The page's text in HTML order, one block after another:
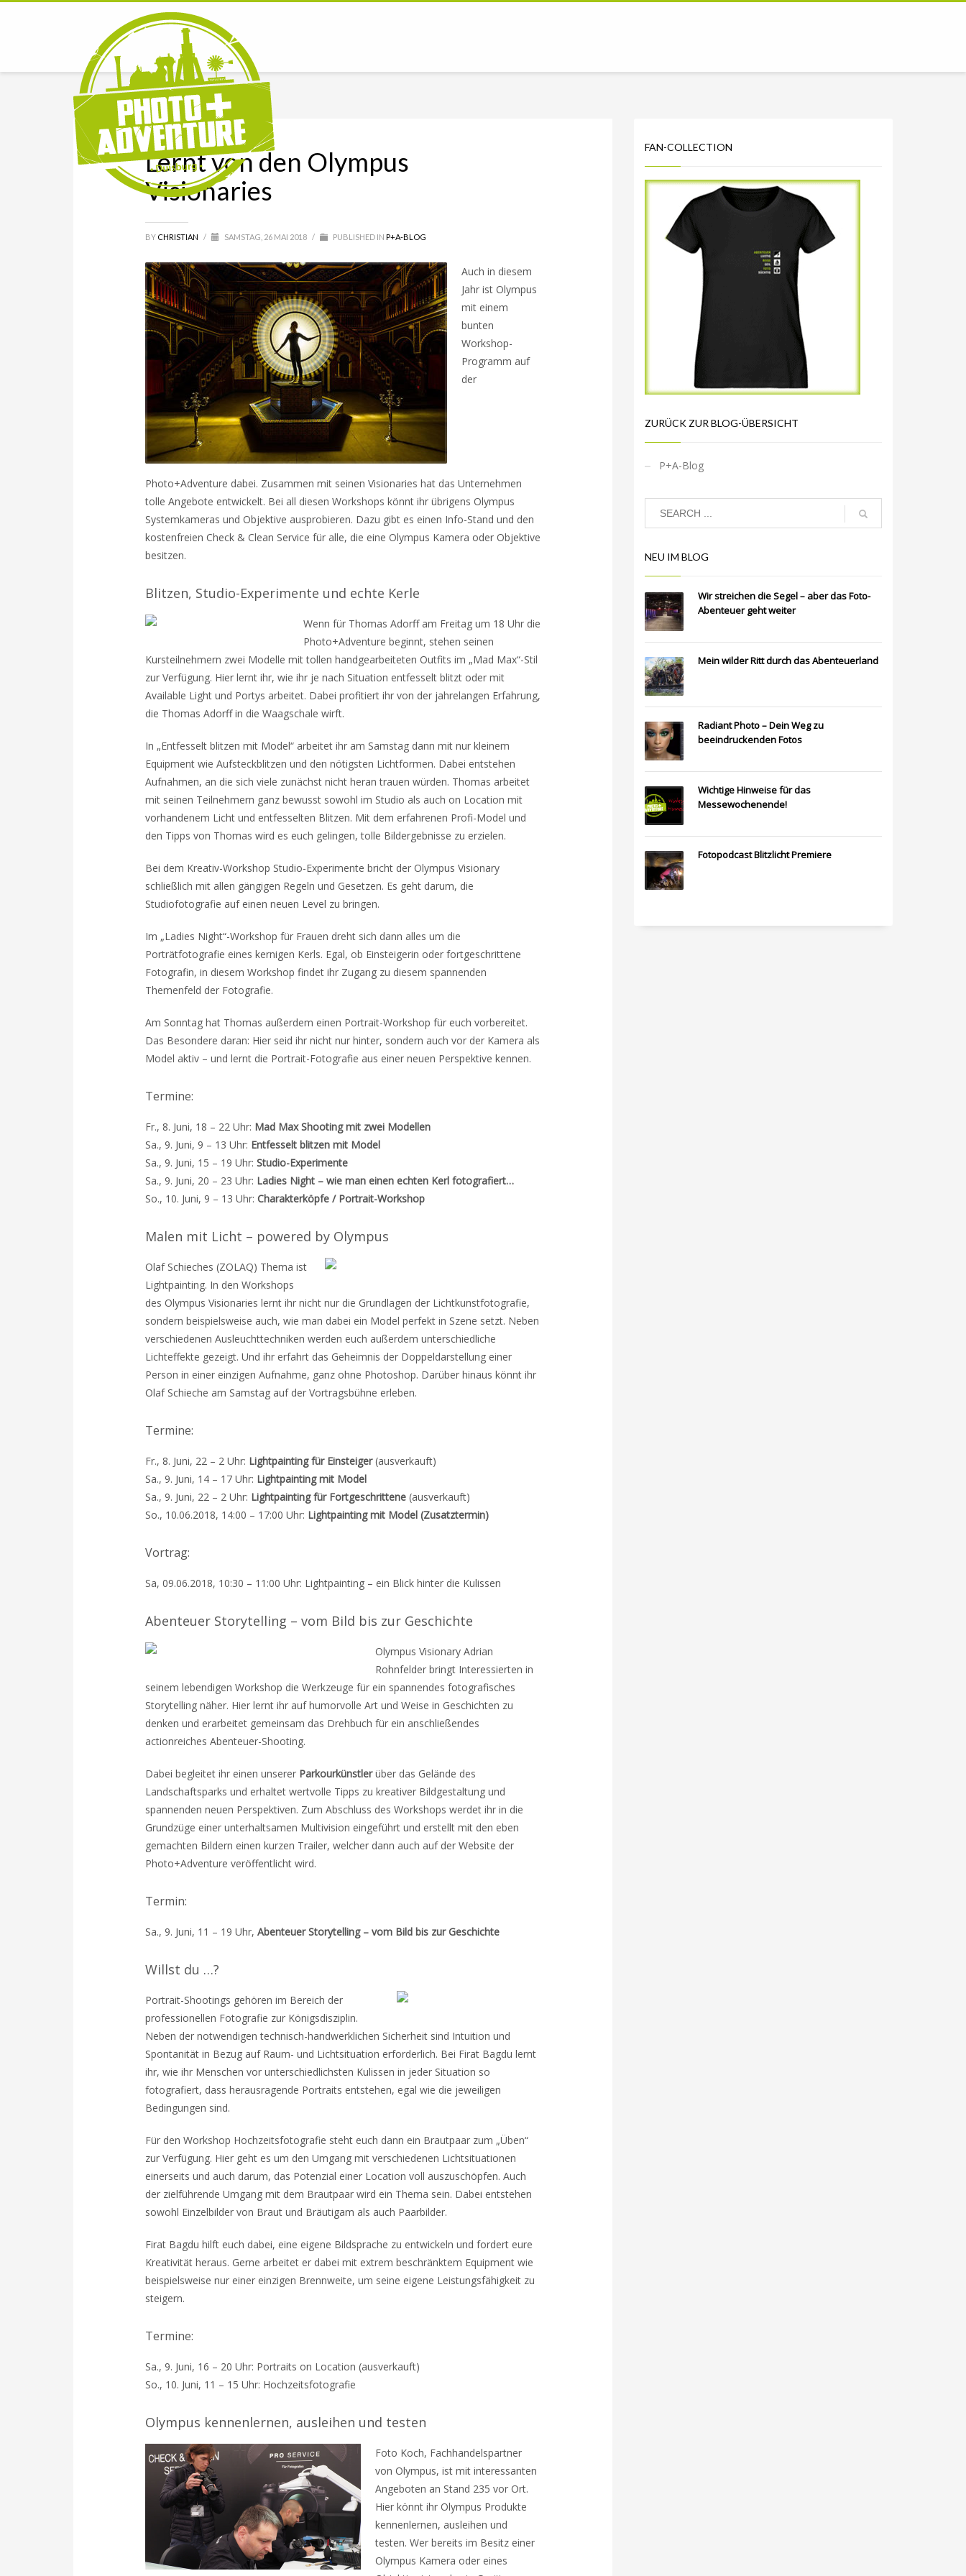
Lernt von den Olympus
Visionaries
BY CHRISTIAN / SAMSTAG, 26 MAI 2018 / PUBLISHED IN P+A-BLOG
Auch in diesem
Jahr ist Olympus
mit einem
bunten
Workshop-
Programm auf
der
Photo+Adventure dabei. Zusammen mit seinen Visionaries hat das Unternehmen
tolle Angebote entwickelt. Bei all diesen Workshops könnt ihr übrigens Olympus
Systemkameras und Objektive ausprobieren. Dazu gibt es einen Info-Stand und den
kostenfreien Check & Clean Service für alle, die eine Olympus Kamera oder Objektive
besitzen.
Blitzen, Studio-Experimente und echte Kerle
Wenn für Thomas Adorff am Freitag um 18 Uhr die
Photo+Adventure beginnt, stehen seinen
Kursteilnehmern zwei Modelle mit tollen handgearbeiteten Outfits im „Mad Max“-Stil
zur Verfügung. Hier lernt ihr, wie ihr je nach Situation entfesselt blitzt oder mit
Available Light und Portys arbeitet. Dabei profitiert ihr von der jahrelangen Erfahrung,
die Thomas Adorff in die Waagschale wirft.
In „Entfesselt blitzen mit Model“ arbeitet ihr am Samstag dann mit nur kleinem
Equipment wie Aufsteckblitzen und den nötigsten Lichtformen. Dabei entstehen
Aufnahmen, an die sich viele zunächst nicht heran trauen würden. Thomas arbeitet
mit seinen Teilnehmern ganz bewusst sowohl im Studio als auch on Location mit
vorhandenem Licht und entfesselten Blitzen. Mit dem erfahrenen Profi-Model und
den Tipps von Thomas wird es euch gelingen, tolle Bildergebnisse zu erzielen.
Bei dem Kreativ-Workshop Studio-Experimente bricht der Olympus Visionary
schließlich mit allen gängigen Regeln und Gesetzen. Es geht darum, die
Studiofotografie auf einen neuen Level zu bringen.
Im „Ladies Night“-Workshop für Frauen dreht sich dann alles um die
Porträtfotografie eines kernigen Kerls. Egal, ob Einsteigerin oder fortgeschrittene
Fotografin, in diesem Workshop findet ihr Zugang zu diesem spannenden
Themenfeld der Fotografie.
Am Sonntag hat Thomas außerdem einen Portrait-Workshop für euch vorbereitet.
Das Besondere daran: Hier seid ihr nicht nur hinter, sondern auch vor der Kamera als
Model aktiv – und lernt die Portrait-Fotografie aus einer neuen Perspektive kennen.
Termine:
Fr., 8. Juni, 18 – 22 Uhr: Mad Max Shooting mit zwei Modellen
Sa., 9. Juni, 9 – 13 Uhr: Entfesselt blitzen mit Model
Sa., 9. Juni, 15 – 19 Uhr: Studio-Experimente
Sa., 9. Juni, 20 – 23 Uhr: Ladies Night – wie man einen echten Kerl fotografiert…
So., 10. Juni, 9 – 13 Uhr: Charakterköpfe / Portrait-Workshop
Malen mit Licht – powered by Olympus
Olaf Schieches (ZOLAQ) Thema ist
Lightpainting. In den Workshops
des Olympus Visionaries lernt ihr nicht nur die Grundlagen der Lichtkunstfotografie,
sondern beispielsweise auch, wie man dabei ein Model perfekt in Szene setzt. Neben
verschiedenen Ausleuchttechniken werden euch außerdem unterschiedliche
Lichteffekte gezeigt. Und ihr erfahrt das Geheimnis der Doppeldarstellung einer
Person in einer einzigen Aufnahme, ganz ohne Photoshop. Darüber hinaus könnt ihr
Olaf Schieche am Samstag auf der Vortragsbühne erleben.
Termine:
Fr., 8. Juni, 22 – 2 Uhr: Lightpainting für Einsteiger(ausverkauft)
Sa., 9. Juni, 14 – 17 Uhr: Lightpainting mit Model
Sa., 9. Juni, 22 – 2 Uhr: Lightpainting für Fortgeschrittene (ausverkauft)
So., 10.06.2018, 14:00 – 17:00 Uhr: Lightpainting mit Model (Zusatztermin)
Vortrag:
Sa, 09.06.2018, 10:30 – 11:00 Uhr: Lightpainting – ein Blick hinter die Kulissen
Abenteuer Storytelling – vom Bild bis zur Geschichte
Olympus Visionary Adrian
Rohnfelder bringt Interessierten in
seinem lebendigen Workshop die Werkzeuge für ein spannendes fotografisches
Storytelling näher. Hier lernt ihr auf humorvolle Art und Weise in Geschichten zu
denken und erarbeitet gemeinsam das Drehbuch für ein anschließendes
actionreiches Abenteuer-Shooting.
Dabei begleitet ihr einen unserer Parkourkünstlerüber das Gelände des
Landschaftsparks und erhaltet wertvolle Tipps zu kreativer Bildgestaltung und
spannenden neuen Perspektiven. Zum Abschluss des Workshops werdet ihr in die
Grundzüge einer unterhaltsamen Multivision eingeführt und erstellt mit den eben
gemachten Bildern einen kurzen Trailer, welcher dann auch auf der Website der
Photo+Adventure veröffentlicht wird.
Termin:
Sa., 9. Juni, 11 – 19 Uhr, Abenteuer Storytelling – vom Bild bis zur Geschichte
Willst du …?
Portrait-Shootings gehören im Bereich der
professionellen Fotografie zur Königsdisziplin.
Neben der notwendigen technisch-handwerklichen Sicherheit sind Intuition und
Spontanität in Bezug auf Raum- und Lichtsituation erforderlich. Bei Firat Bagdu lernt
ihr, wie ihr Menschen vor unterschiedlichsten Kulissen in jeder Situation so
fotografiert, dass herausragende Portraits entstehen, egal wie die jeweiligen
Bedingungen sind.
Für den Workshop Hochzeitsfotografie steht euch dann ein Brautpaar zum „Üben“
zur Verfügung. Hier geht es um den Umgang mit verschiedenen Lichtsituationen
einerseits und auch darum, das Potenzial einer Location voll auszuschöpfen. Auch
der zielführende Umgang mit dem Brautpaar wird ein Thema sein. Dabei entstehen
sowohl Einzelbilder von Braut und Bräutigam als auch Paarbilder.
Firat Bagdu hilft euch dabei, eine eigene Bildsprache zu entwickeln und fordert eure
Kreativität heraus. Gerne arbeitet er dabei mit extrem beschränktem Equipment wie
beispielsweise nur einer einzigen Brennweite, um seine eigene Leistungsfähigkeit zu
steigern.
Termine:
Sa., 9. Juni, 16 – 20 Uhr: Portraits on Location (ausverkauft)
So., 10. Juni, 11 – 15 Uhr: Hochzeitsfotografie
Olympus kennenlernen, ausleihen und testen
Foto Koch, Fachhandelspartner
von Olympus, ist mit interessanten
Angeboten an Stand 235 vor Ort.
Hier könnt ihr Olympus Produkte
kennenlernen, ausleihen und
testen. Wer bereits im Besitz einer
Olympus Kamera oder eines
FAN-COLLECTION
ZURÜCK ZUR BLOG-ÜBERSICHT
P+A-Blog
NEU IM BLOG
Wir streichen die Segel – aber das Foto-
Abenteuer geht weiter
Mein wilder Ritt durch das Abenteuerland
Radiant Photo – Dein Weg zu
beeindruckenden Fotos
Wichtige Hinweise für das
Messewochenende!
Fotopodcast Blitzlicht Premiere